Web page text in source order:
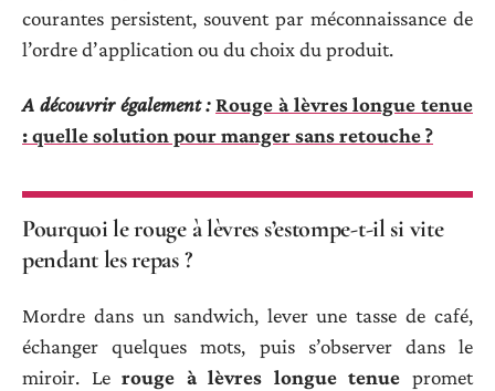
courantes persistent, souvent par méconnaissance de
l’ordre d’application ou du choix du produit.
A découvrir également : Rouge à lèvres longue tenue
: quelle solution pour manger sans retouche ?
Pourquoi le rouge à lèvres s’estompe-t-il si vite
pendant les repas ?
Mordre dans un sandwich, lever une tasse de café,
échanger quelques mots, puis s’observer dans le
miroir. Lerouge à lèvres longue tenue promet